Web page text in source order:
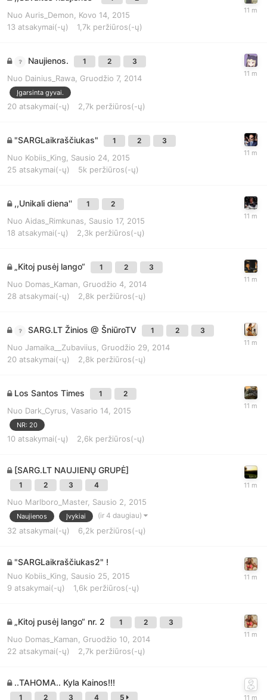
Nuo Auris_Demon
Kovo 14, 2015
13 atsakymai(-ų) 1,7k peržiūros(-ų)
Naujienos. 1 2 3
Nuo Dainius_Rawa Gruodžio 7, 2014
Įgarsinta gyvai.
20 atsakymai(-ų) 2,7k peržiūros(-ų)
"SARGLaikraščiukas" 1 2 3
Nuo Kobiis_King
Sausio 24, 2015
25 atsakymai(-ų) 5k peržiūros(-ų)
,,Unikali diena'' 1 2
Nuo Aidas_Rimkunas
Sausio 17, 2015
18 atsakymai(-ų) 2,3k peržiūros(-ų)
„Kitoj pusėj lango“ 1 2 3
Nuo Domas_Kaman
Gruodžio 4, 2014
28 atsakymai(-ų) 2,8k peržiūros(-ų)
SARG.LT Žinios @ ŠniūroTV 1 2 3
Nuo Jamaika__Zubaviius
Gruodžio 29, 2014
20 atsakymai(-ų) 2,8k peržiūros(-ų)
Los Santos Times 1 2
Nuo Dark_Cyrus Vasario 14, 2015
NR: 20
10 atsakymai(-ų) 2,6k peržiūros(-ų)
[SARG.LT NAUJIENŲ GRUPĖ]
1 2 3 4
Nuo Marlboro_Master, Sausio 2, 2015
Naujienos Įvykiai (ir 4 daugiau)
32 atsakymai(-ų) 6,2k peržiūros(-ų)
"SARGLaikraščiukas2" !
Nuo Kobiis_King
Sausio 25, 2015
9 atsakymai(-ų) 1,6k peržiūros(-ų)
„Kitoj pusėj lango“ nr. 2 1 2 3
Nuo Domas_Kaman
Gruodžio 10, 2014
22 atsakymai(-ų) 2,7k peržiūros(-ų)
..TAHOMA.. Kyla Kainos!!!
1 2 3 4 5